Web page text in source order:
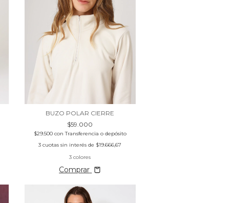
BUZO POLAR CIERRE
$59.000
$29.500 con Transferencia o depósito
3 cuotas sin interés de $19.666,67
3 colores
Comprar